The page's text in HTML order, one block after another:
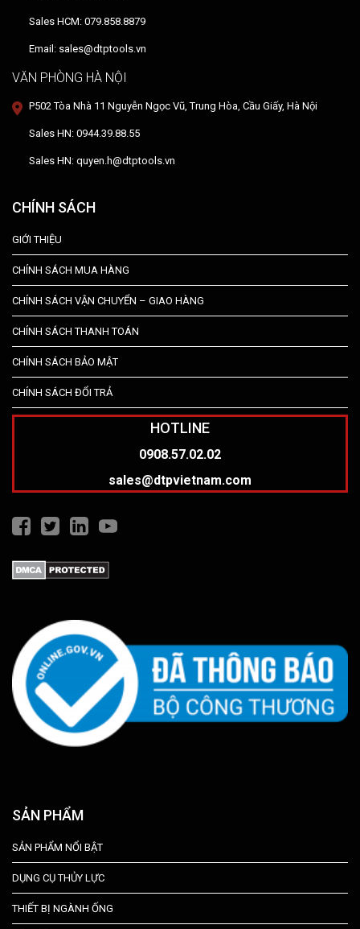
Sales HCM: 079.858.8879
Email: sales@dtptools.vn
VĂN PHÒNG HÀ NỘI
P502 Tòa Nhà 11 Nguyễn Ngọc Vũ, Trung Hòa, Cầu Giấy, Hà Nội
Sales HN: 0944.39.88.55
Sales HN: quyen.h@dtptools.vn
CHÍNH SÁCH
GIỚI THIỆU
CHÍNH SÁCH MUA HÀNG
CHÍNH SÁCH VẬN CHUYỂN – GIAO HÀNG
CHÍNH SÁCH THANH TOÁN
CHÍNH SÁCH BẢO MẬT
CHÍNH SÁCH ĐỔI TRẢ
HOTLINE
0908.57.02.02
sales@dtpvietnam.com
SẢN PHẨM
SẢN PHẨM NỔI BẬT
DỤNG CỤ THỦY LỰC
THIẾT BỊ NGÀNH ỐNG